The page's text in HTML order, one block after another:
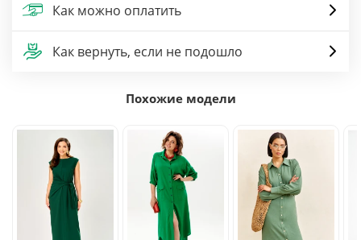
Как можно оплатить
Как вернуть, если не подошло
Похожие модели